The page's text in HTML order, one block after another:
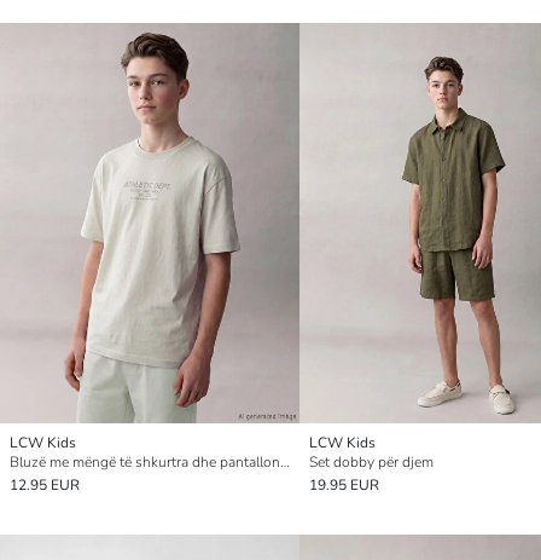
LCW Kids
Bluzë me mëngë të shkurtra dhe pantallona të shkurtra të stampuara për djem
12.95 EUR
LCW Kids
Set dobby për djem
19.95 EUR